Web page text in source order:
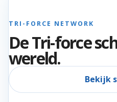
TRI-FORCE NETWORK
De Tri-force
wereld.
Bekijk